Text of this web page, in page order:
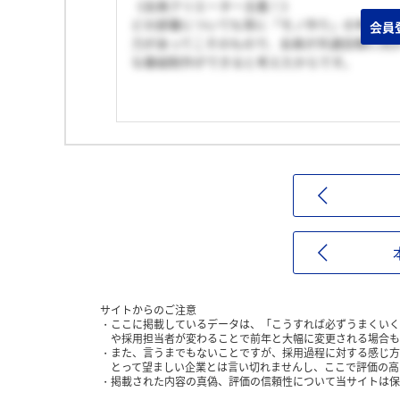
《全員クリエーター主義！》
どの部署についても常に「モノ作り」の考え
力があってこそのもので、全員が共通目標に
な番組制作ができると考えたからです。
会員
サイトからのご注意
ここに掲載しているデータは、「こうすれば必ずうまくい
や採用担当者が変わることで前年と大幅に変更される場合
また、言うまでもないことですが、採用過程に対する感じ
とって望ましい企業とは言い切れませんし、ここで評価の
掲載された内容の真偽、評価の信頼性について当サイトは